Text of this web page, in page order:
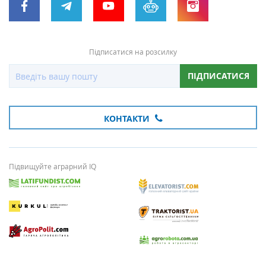
Підписатися на розсилку
ПІДПИСАТИСЯ
КОНТАКТИ
Підвищуйте аграрний IQ